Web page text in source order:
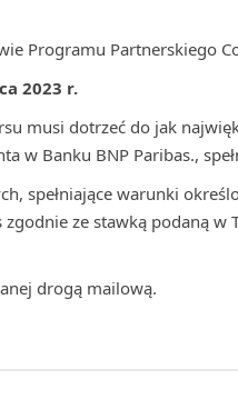
Programu Partnerskiego
2023 r.
musi dotrzeć do jak
w Banku BNP Paribas.,
spełniające warunki
ze stawką podaną
drogą mailową.